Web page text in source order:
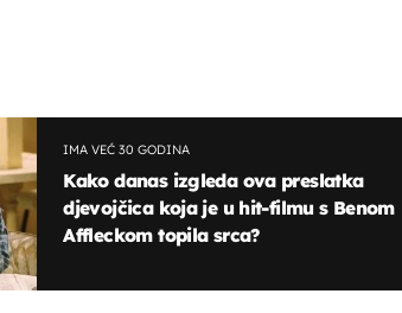
IMA VEĆ 30 GODINA
Kako danas izgleda ova preslatka
djevojčica koja je u hit-filmu s Benom
Affleckom topila srca?